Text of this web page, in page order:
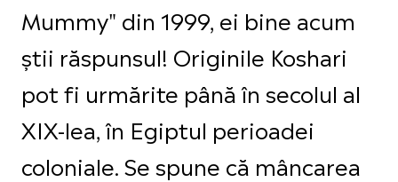
Mummy" din 1999, ei bine acum
știi răspunsul! Originile Koshari
pot fi urmărite până în secolul al
XIX-lea, în Egiptul perioadei
coloniale. Se spune că mâncarea